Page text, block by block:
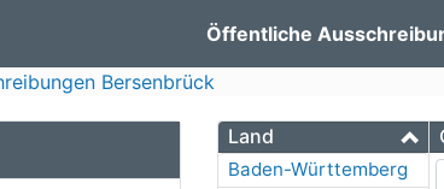
Öffentliche
Bersenbrück
Land
Baden-Württemberg